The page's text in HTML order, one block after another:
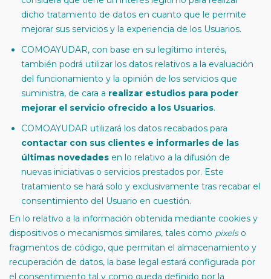
dicho tratamiento de datos en cuanto que le permite
mejorar sus servicios y la experiencia de los Usuarios.
COMOAYUDAR, con base en su legítimo interés,
también podrá utilizar los datos relativos a la evaluación
del funcionamiento y la opinión de los servicios que
suministra, de cara a realizar estudios para poder
mejorar el servicio ofrecido a los Usuarios.
COMOAYUDAR utilizará los datos recabados para
contactar con sus clientes e informarles de las
últimas novedades en lo relativo a la difusión de
nuevas iniciativas o servicios prestados por. Este
tratamiento se hará solo y exclusivamente tras recabar el
consentimiento del Usuario en cuestión.
En lo relativo a la información obtenida mediante cookies y
dispositivos o mecanismos similares, tales como pixelso
fragmentos de código, que permitan el almacenamiento y
recuperación de datos, la base legal estará configurada por
el consentimiento tal y como queda definido por la